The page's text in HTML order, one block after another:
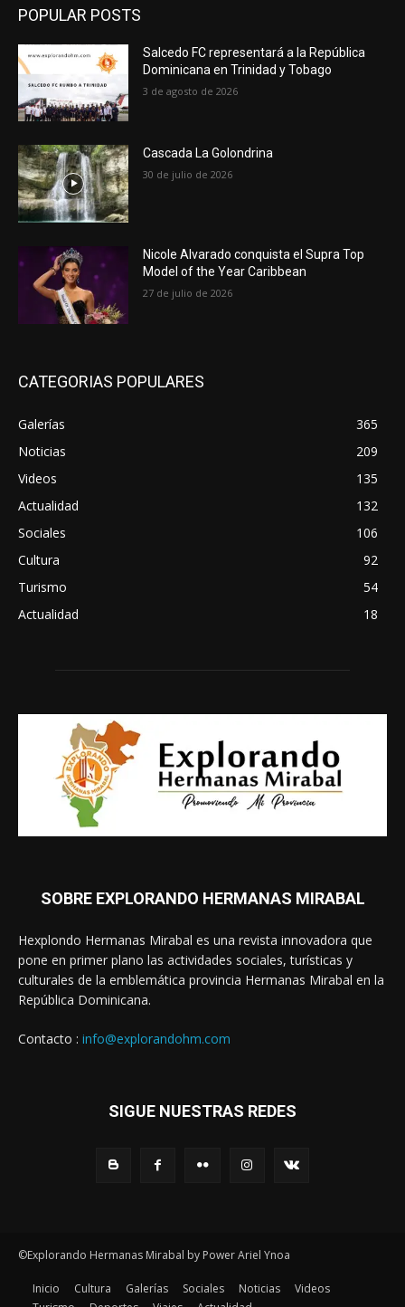
POPULAR POSTS
Salcedo FC representará a la República
Dominicana en Trinidad y Tobago
3 de agosto de 2026
Cascada La Golondrina
30 de julio de 2026
Nicole Alvarado conquista el Supra Top
Model of the Year Caribbean
27 de julio de 2026
CATEGORIAS POPULARES
Galerías
365
Noticias
209
Videos
135
Actualidad
132
Sociales
106
Cultura
92
Turismo
54
Actualidad
18
SOBRE EXPLORANDO HERMANAS MIRABAL
Hexplondo Hermanas Mirabal es una revista innovadora que
pone en primer plano las actividades sociales, turísticas y
culturales de la emblemática provincia Hermanas Mirabal en la
República Dominicana.
Contacto : info@explorandohm.com
SIGUE NUESTRAS REDES
©Explorando Hermanas Mirabal by Power Ariel Ynoa
Inicio Cultura Galerías Sociales Noticias
Videos